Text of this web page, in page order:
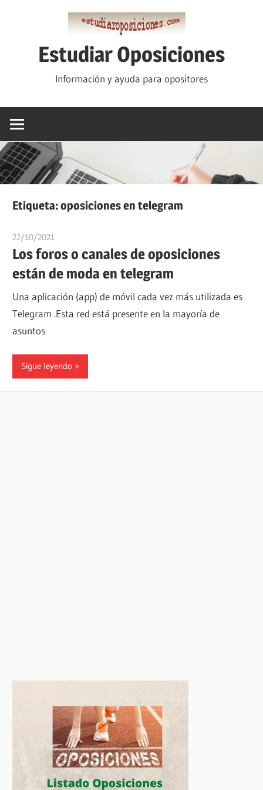
Estudiar Oposiciones
Información y ayuda para opositores
Etiqueta:oposiciones en telegram
22/10/2021
Los foros o canales de oposiciones
están de moda en telegram
Una aplicación (app) de móvil cada vez más utilizada es
Telegram .Esta red está presente en la mayoría de
asuntos
Sigue leyendo